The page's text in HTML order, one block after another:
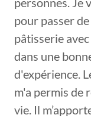
pour passer
pâtisserie
dans une
d'expérience.
m'a permis de
vie. Il